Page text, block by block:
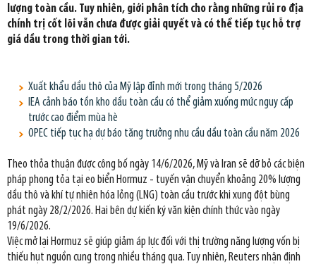
lượng toàn cầu. Tuy nhiên, giới phân tích cho rằng những rủi ro địa
chính trị cốt lõi vẫn chưa được giải quyết và có thể tiếp tục hỗ trợ
giá dầu trong thời gian tới.
Xuất khẩu dầu thô của Mỹ lập đỉnh mới trong tháng 5/2026
IEA cảnh báo tồn kho dầu toàn cầu có thể giảm xuống mức nguy cấp
trước cao điểm mùa hè
OPEC tiếp tục hạ dự báo tăng trưởng nhu cầu dầu toàn cầu năm 2026
Theo thỏa thuận được công bố ngày 14/6/2026, Mỹ và Iran sẽ dỡ bỏ các biện
pháp phong tỏa tại eo biển Hormuz - tuyến vận chuyển khoảng 20% lượng
dầu thô và khí tự nhiên hóa lỏng (LNG) toàn cầu trước khi xung đột bùng
phát ngày 28/2/2026. Hai bên dự kiến ký văn kiện chính thức vào ngày
19/6/2026.
Việc mở lại Hormuz sẽ giúp giảm áp lực đối với thị trường năng lượng vốn bị
thiếu hụt nguồn cung trong nhiều tháng qua. Tuy nhiên, Reuters nhận định